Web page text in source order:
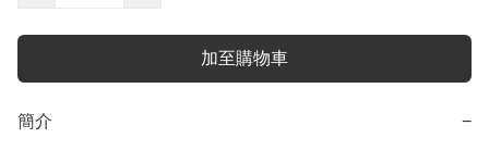
加至購物車
簡介 −